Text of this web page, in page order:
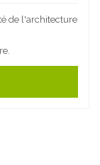
de l'architecture